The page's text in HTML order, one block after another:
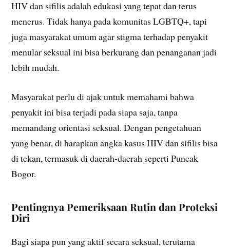
HIV dan sifilis adalah edukasi yang tepat dan terus
menerus. Tidak hanya pada komunitas LGBTQ+, tapi
juga masyarakat umum agar stigma terhadap penyakit
menular seksual ini bisa berkurang dan penanganan jadi
lebih mudah.
Masyarakat perlu di ajak untuk memahami bahwa
penyakit ini bisa terjadi pada siapa saja, tanpa
memandang orientasi seksual. Dengan pengetahuan
yang benar, di harapkan angka kasus HIV dan sifilis bisa
di tekan, termasuk di daerah-daerah seperti Puncak
Bogor.
Pentingnya Pemeriksaan Rutin dan Proteksi
Diri
Bagi siapa pun yang aktif secara seksual, terutama